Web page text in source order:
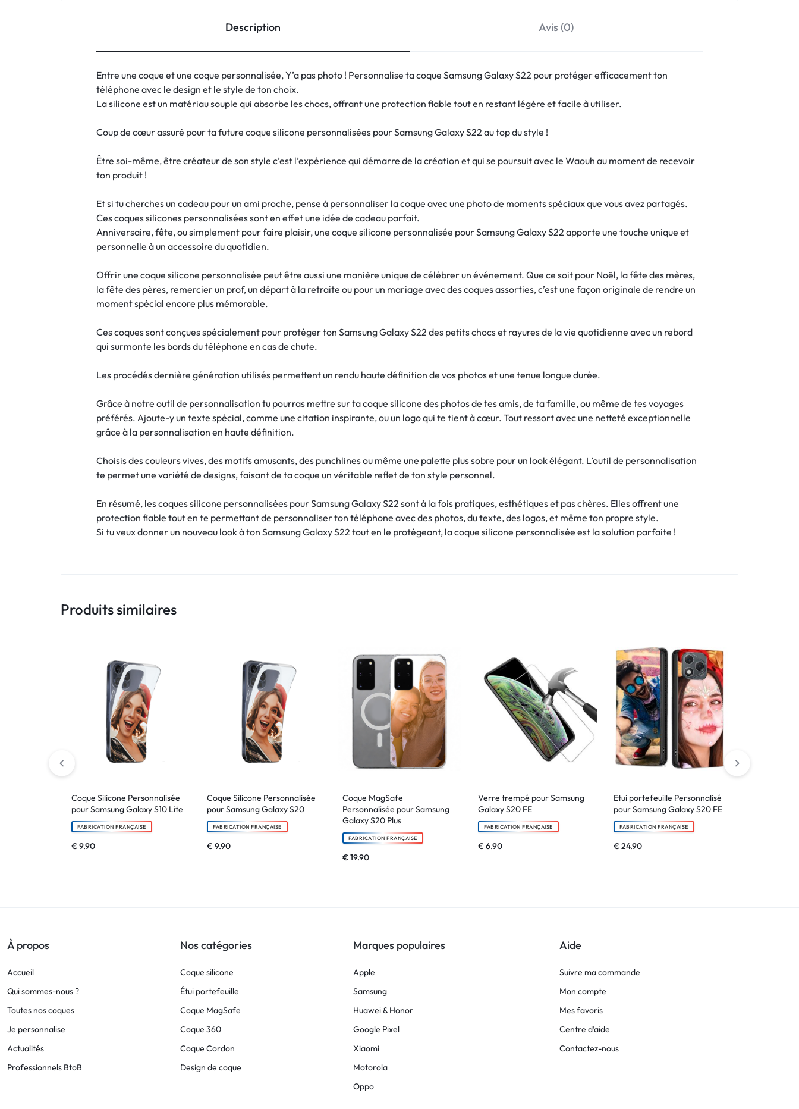
LIVRAISON
Description Avis (0)
Entre une coque et une coque personnalisée, Y’a pas photo ! Personnalise ta coque Samsung Galaxy S22 pour protéger efficacement ton
téléphone avec le design et le style de ton choix.
La silicone est un matériau souple qui absorbe les chocs, offrant une protection fiable tout en restant légère et facile à utiliser.
Coup de cœur assuré pour ta future coque silicone personnalisées pour Samsung Galaxy S22 au top du style !
Être soi-même, être créateur de son style c’est l’expérience qui démarre de la création et qui se poursuit avec le Waouh au moment de recevoir
ton produit !
Et si tu cherches un cadeau pour un ami proche, pense à personnaliser la coque avec une photo de moments spéciaux que vous avez partagés.
Ces coques silicones personnalisées sont en effet une idée de cadeau parfait.
Anniversaire, fête, ou simplement pour faire plaisir, une coque silicone personnalisée pour Samsung Galaxy S22 apporte une touche unique et
personnelle à un accessoire du quotidien.
Offrir une coque silicone personnalisée peut être aussi une manière unique de célébrer un événement. Que ce soit pour Noël, la fête des mères,
la fête des pères, remercier un prof, un départ à la retraite ou pour un mariage avec des coques assorties, c’est une façon originale de rendre un
moment spécial encore plus mémorable.
Ces coques sont conçues spécialement pour protéger ton Samsung Galaxy S22 des petits chocs et rayures de la vie quotidienne avec un rebord
qui surmonte les bords du téléphone en cas de chute.
Les procédés dernière génération utilisés permettent un rendu haute définition de vos photos et une tenue longue durée.
Grâce à notre outil de personnalisation tu pourras mettre sur ta coque silicone des photos de tes amis, de ta famille, ou même de tes voyages
préférés. Ajoute-y un texte spécial, comme une citation inspirante, ou un logo qui te tient à cœur. Tout ressort avec une netteté exceptionnelle
grâce à la personnalisation en haute définition.
Choisis des couleurs vives, des motifs amusants, des punchlines ou même une palette plus sobre pour un look élégant. L’outil de personnalisation
te permet une variété de designs, faisant de ta coque un véritable reflet de ton style personnel.
En résumé, les coques silicone personnalisées pour Samsung Galaxy S22 sont à la fois pratiques, esthétiques et pas chères. Elles offrent une
protection fiable tout en te permettant de personnaliser ton téléphone avec des photos, du texte, des logos, et même ton propre style.
Si tu veux donner un nouveau look à ton Samsung Galaxy S22 tout en le protégeant, la coque silicone personnalisée est la solution parfaite !
Produits similaires
Coque Silicone Personnalisée
pour Samsung Galaxy S10 Lite
FABRICATION FRANÇAISE
€9.90
Coque Silicone Personnalisée
pour Samsung Galaxy S20
FABRICATION FRANÇAISE
€9.90
Coque MagSafe
Personnalisée pour Samsung
Galaxy S20 Plus
FABRICATION FRANÇAISE
€19.90
Verre trempé pour Samsung
Galaxy S20 FE
FABRICATION FRANÇAISE
€6.90
Etui portefeuille Personnalisé
pour Samsung Galaxy S20 FE
FABRICATION FRANÇAISE
€24.90
À propos
Accueil
Qui sommes-nous ?
Toutes nos coques
Je personnalise
Actualités
Professionnels BtoB
Nos catégories
Coque silicone
Étui portefeuille
Coque MagSafe
Coque 360
Coque Cordon
Design de coque
Marques populaires
Apple
Samsung
Huawei & Honor
Google Pixel
Xiaomi
Motorola
Oppo
Aide
Suivre ma commande
Mon compte
Mes favoris
Centre d’aide
Contactez-nous